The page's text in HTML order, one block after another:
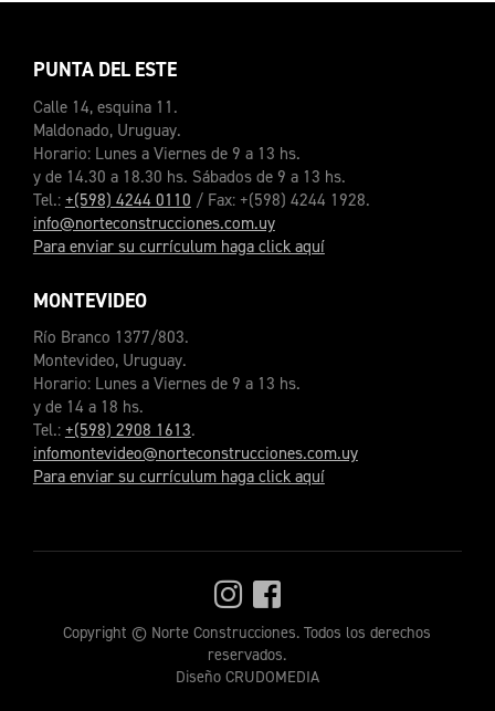
PUNTA DEL ESTE
Calle 14, esquina 11.
Maldonado, Uruguay.
Horario: Lunes a Viernes de 9 a 13 hs.
y de 14.30 a 18.30 hs. Sábados de 9 a 13 hs.
Tel.: +(598) 4244 0110 / Fax: +(598) 4244 1928.
info@norteconstrucciones.com.uy
Para enviar su currículum haga click aquí
MONTEVIDEO
Río Branco 1377/803.
Montevideo, Uruguay.
Horario: Lunes a Viernes de 9 a 13 hs.
y de 14 a 18 hs.
Tel.: +(598) 2908 1613.
infomontevideo@norteconstrucciones.com.uy
Para enviar su currículum haga click aquí
Copyright © Norte Construcciones. Todos los derechos
reservados.
Diseño CRUDOMEDIA